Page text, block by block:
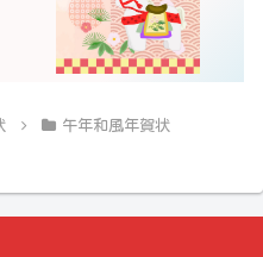
午年和風年賀状